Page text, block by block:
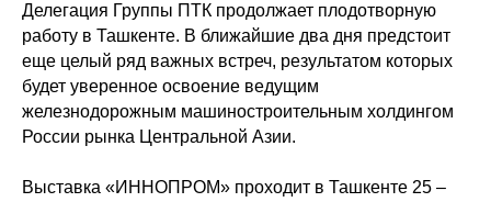
Делегация Группы ПТК продолжает плодотворную
работу в Ташкенте. В ближайшие два дня предстоит
еще целый ряд важных встреч, результатом которых
будет уверенное освоение ведущим
железнодорожным машиностроительным холдингом
России рынка Центральной Азии.
Выставка «ИННОПРОМ» проходит в Ташкенте 25 –
заказать звонок
заказать звонок